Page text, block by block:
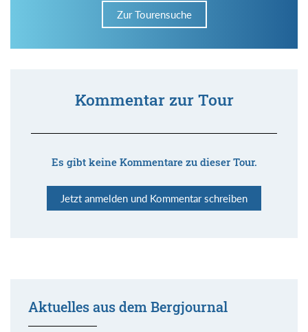
Zur Tourensuche
Kommentar zur Tour
Es gibt keine Kommentare zu dieser Tour.
Jetzt anmelden und Kommentar schreiben
Aktuelles aus dem Bergjournal